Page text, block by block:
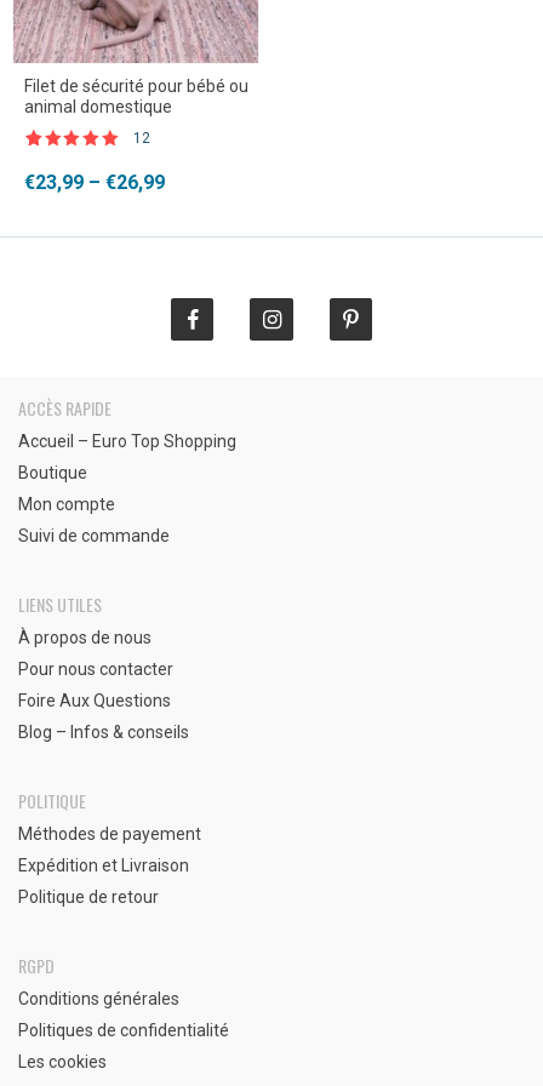
Filet de sécurité pour bébé ou
animal domestique
basé sur
12
€23,99 – €26,99
Plage
ACCÈS RAPIDE
Accueil – Euro Top Shopping
Boutique
Mon compte
Suivi de commande
LIENS UTILES
À propos de nous
Pour nous contacter
Foire Aux Questions
Blog – Infos & conseils
POLITIQUE
Méthodes de payement
Expédition et Livraison
Politique de retour
RGPD
Conditions générales
Politiques de confidentialité
Les cookies